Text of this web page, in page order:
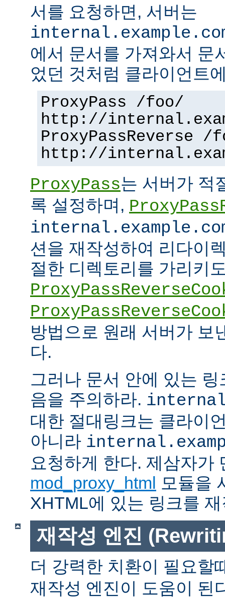
서를 요청하면, 서버는
에서 문서를 가져와서 문
었던 것처럼 클라이언트
ProxyPass /foo/
http://
ProxyPassReverse /
http://
ProxyPass는 서버가 적
록 설정하며,
션을 재작성하여 리다이
절한 디렉토리를 가리키
방법으로 원래 서버가 보
다.
그러나 문서 안에 있는
음을 주의하라.
대한 절대링크는 클라이
아니라
요청하게 한다. 제삼자가
mod_proxy_html 모듈을
XHTML에 있는 링크를
재작성 엔진
더 강력한 치환이 필요할
재작성 엔진이 도움이 된